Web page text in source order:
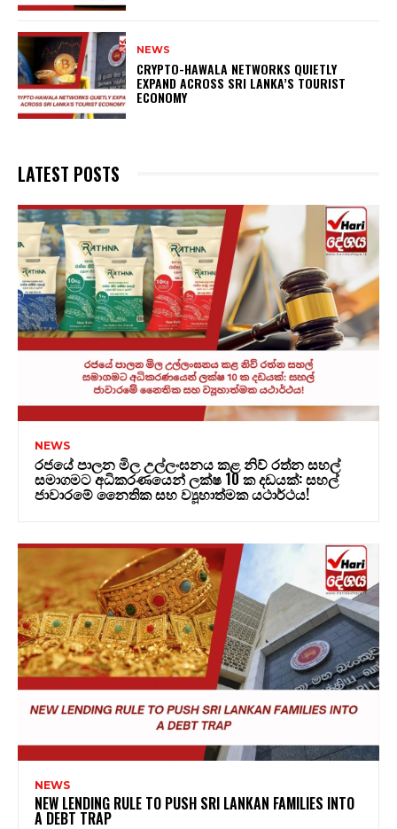
NEWS
CRYPTO-HAWALA NETWORKS QUIETLY
EXPAND ACROSS SRI LANKA’S TOURIST
ECONOMY
LATEST POSTS
NEWS
රජයේ පාලන මිල උල්ලංඝනය කළ නිව් රත්න සහල්
සමාගමට අධිකරණයෙන් ලක්ෂ 10 ක දඩයක්: සහල්
ජාවාරමේ නෛතික සහ ව්‍යූහාත්මක යථාර්ථය!
NEWS
NEW LENDING RULE TO PUSH SRI LANKAN FAMILIES INTO
A DEBT TRAP